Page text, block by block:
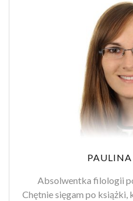
Absolwentka filologii
Chętnie sięgam po książki,